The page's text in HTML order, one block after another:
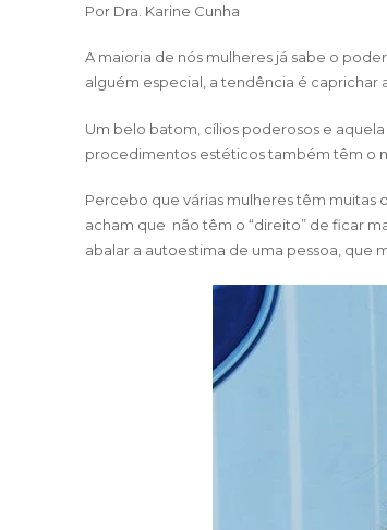
Por Dra. Karine Cunha
A maioria de nós mulheres já sabe o
alguém especial, a tendência é caprichar
Um belo batom, cílios poderosos e
procedimentos estéticos também têm o
Percebo que várias mulheres têm muitas
acham que não têm o “direito” de ficar
abalar a autoestima de uma pessoa, que